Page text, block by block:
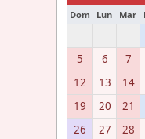
Dom Lun Mar
5
6 7
12
13 14
19
20 21
26
27 28